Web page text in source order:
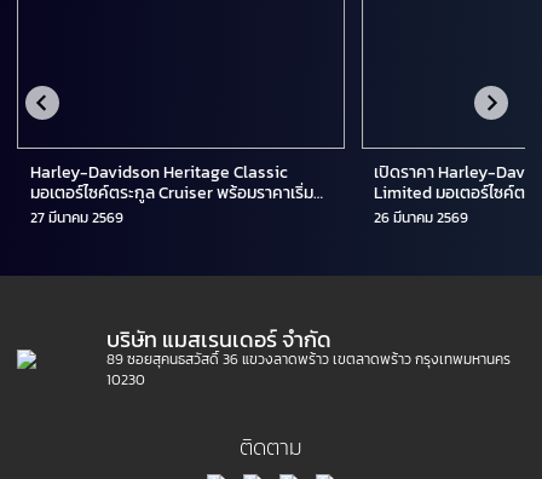
Harley-Davidson Heritage Classic
มอเตอร์ไซค์ตระกูล Cruiser พร้อมราคาเริ่ม
ต้น 1,331,000 บาท
27 มีนาคม 2569
เปิดราคา Harley-
Limited มอเตอร์ไซค์ตร
26 มีนาคม 2569
บริษัท แมสเรนเดอร์ จำกัด
89 ซอยสุคนธสวัสดิ์ 36 แขวงลาดพร้าว เขตลาดพร้าว กรุงเทพมหานคร
10230
ติดตาม